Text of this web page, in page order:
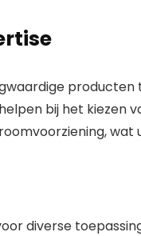
producten
bij het kiezen
wat
diverse